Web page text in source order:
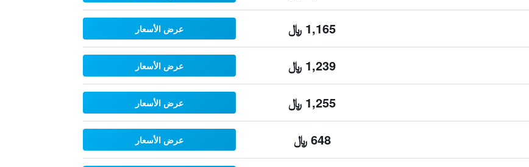
1,165 ﷼ عرض الأسعار
1,239 ﷼ عرض الأسعار
1,255 ﷼ عرض الأسعار
648 ﷼ عرض الأسعار